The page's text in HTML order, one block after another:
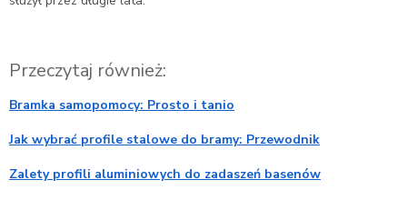
Przeczytaj również:
Bramka samopomocy: Prosto i tanio
Jak wybrać profile stalowe do bramy: Przewodnik
Zalety profili aluminiowych do zadaszeń basenów